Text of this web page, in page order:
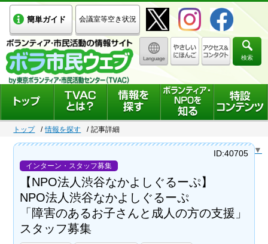
簡単ガイド 会議室等空き状況
検索
トップ 情報を探す 記事詳細
Select Language ▼
インターン・スタッフ募集
【NPO法人渋谷なかよしぐるーぷ】
NPO法人渋谷なかよしぐるーぷ
「障害のあるお子さんと成人の方の支援」
スタッフ募集
ID:40705